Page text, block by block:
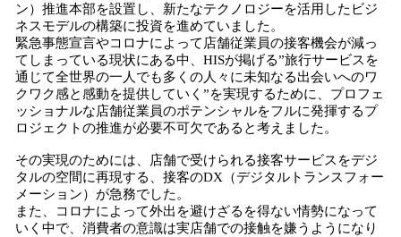
ン）推進本部を設置し、新たなテクノロジーを活用したビジ
ネスモデルの構築に投資を進めていました。
緊急事態宣言やコロナによって店舗従業員の接客機会が減っ
てしまっている現状にある中、HISが掲げる”旅行サービスを
通じて全世界の一人でも多くの人々に未知なる出会いへのワ
クワク感と感動を提供していく”を実現するために、プロフェ
ッショナルな店舗従業員のポテンシャルをフルに発揮するプ
ロジェクトの推進が必要不可欠であると考えました。
その実現のためには、店舗で受けられる接客サービスをデジ
タルの空間に再現する、接客のDX（デジタルトランスフォー
メーション）が急務でした。
また、コロナによって外出を避けざるを得ない情勢になって
いく中で、消費者の意識は実店舗での接触を嫌うようになり